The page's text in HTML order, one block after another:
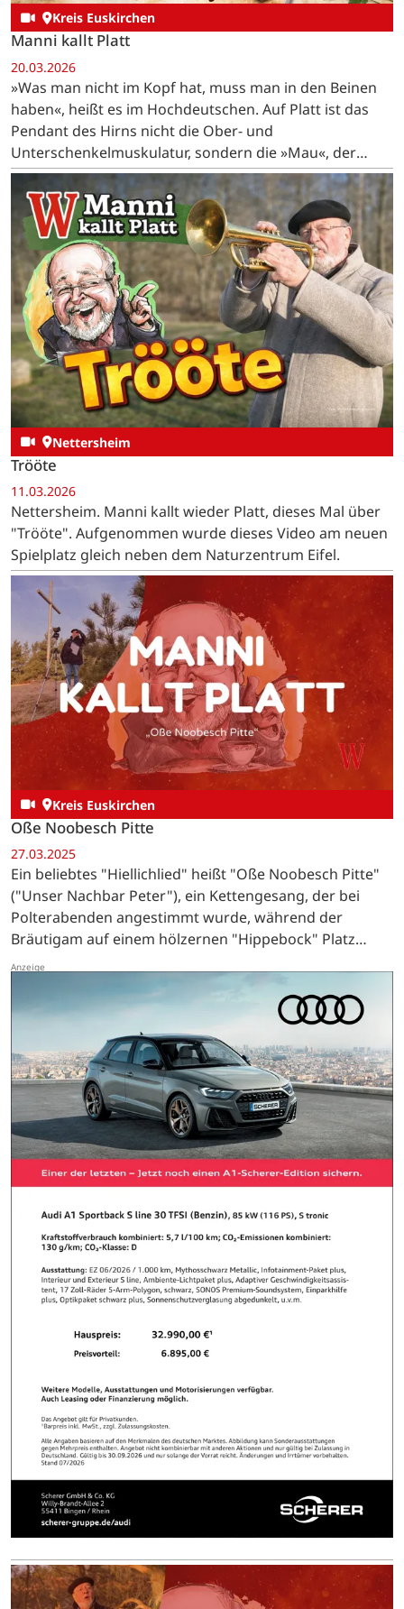
Kreis Euskirchen
Manni kallt Platt
20.03.2026
»Was man nicht im Kopf hat, muss man in den Beinen
haben«, heißt es im Hochdeutschen. Auf Platt ist das
Pendant des Hirns nicht die Ober- und
Unterschenkelmuskulatur, sondern die »Mau«, der
lateinisch »Musculus biceps brachii« genannte…
Nettersheim
Trööte
11.03.2026
Nettersheim. Manni kallt wieder Platt, dieses Mal über
"Trööte". Aufgenommen wurde dieses Video am neuen
Spielplatz gleich neben dem Naturzentrum Eifel.
Kreis Euskirchen
Oße Noobesch Pitte
27.03.2025
Ein beliebtes "Hiellichlied" heißt "Oße Noobesch Pitte"
("Unser Nachbar Peter"), ein Kettengesang, der bei
Polterabenden angestimmt wurde, während der
Bräutigam auf einem hölzernen "Hippebock" Platz
nehmen musste.